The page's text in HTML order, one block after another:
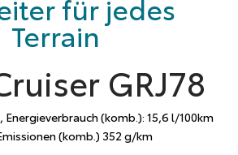
für jedes
Terrain
GRJ78
(komb.): 15,6 l/100km
(komb.) 352 g/km